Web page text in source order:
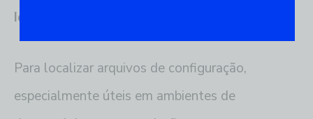
Identificação de Arquivos de Configuração
Para localizar arquivos de configuração,
especialmente úteis em ambientes de